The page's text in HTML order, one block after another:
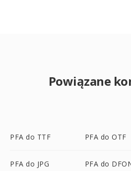
Powiązane
PFA do TTF PFA do OTF
PFA do JPG PFA do